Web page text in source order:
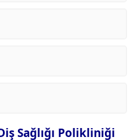
Sağlığı Polikliniği